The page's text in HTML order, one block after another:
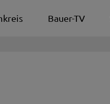
Bauer-TV